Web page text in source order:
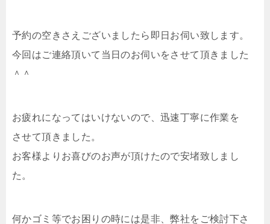
予約の空きさえございましたら即日お伺い致します。
今回はご連絡頂いて当日のお伺いをさせて頂きました
＾＾
お疲れになってはいけないので、迅速丁寧に作業を
させて頂きました。
お客様よりお喜びのお声が頂けたので安堵致しまし
た。
何かゴミ等でお困りの時には是非、弊社をご検討下さ